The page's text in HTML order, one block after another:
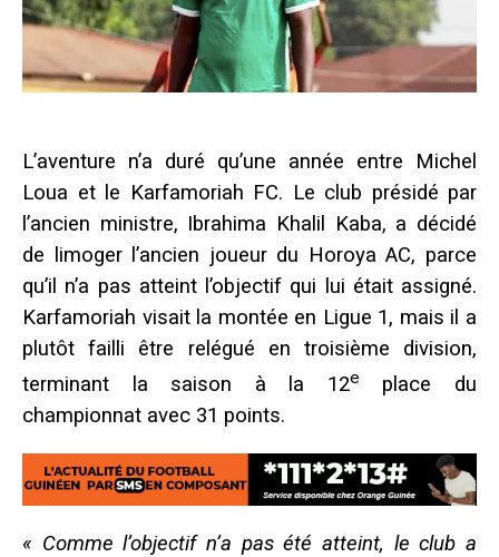
L’aventure n’a duré qu’une année entre Michel
Loua et le Karfamoriah FC. Le club présidé par
l’ancien ministre, Ibrahima Khalil Kaba, a décidé
de limoger l’ancien joueur du Horoya AC, parce
qu’il n’a pas atteint l’objectif qui lui était assigné.
Karfamoriah visait la montée en Ligue 1, mais il a
plutôt failli être relégué en troisième division,
terminant la saison à la 12e
place du
championnat avec 31 points.
« Comme l’objectif n’a pas été atteint, le club a